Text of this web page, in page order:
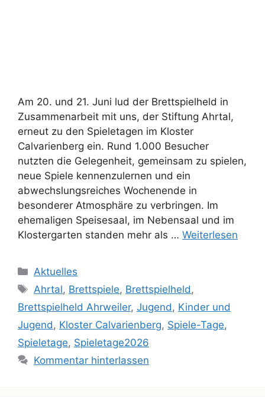
Am 20. und 21. Juni lud der Brettspielheld in
Zusammenarbeit mit uns, der Stiftung Ahrtal,
erneut zu den Spieletagen im Kloster
Calvarienberg ein. Rund 1.000 Besucher
nutzten die Gelegenheit, gemeinsam zu spielen,
neue Spiele kennenzulernen und ein
abwechslungsreiches Wochenende in
besonderer Atmosphäre zu verbringen. Im
ehemaligen Speisesaal, im Nebensaal und im
Klostergarten standen mehr als … Weiterlesen
Aktuelles
Ahrtal, Brettspiele, Brettspielheld ,
Brettspielheld Ahrweiler, Jugend , Kinder und
Jugend , Kloster Calvarienberg, Spiele-Tage,
Spieletage, Spieletage2026
Kommentar hinterlassen